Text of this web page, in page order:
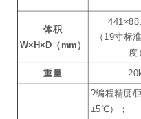
体积
W×H×D（mm）
（19寸标
度
重量
?编程精度/
±5℃）；